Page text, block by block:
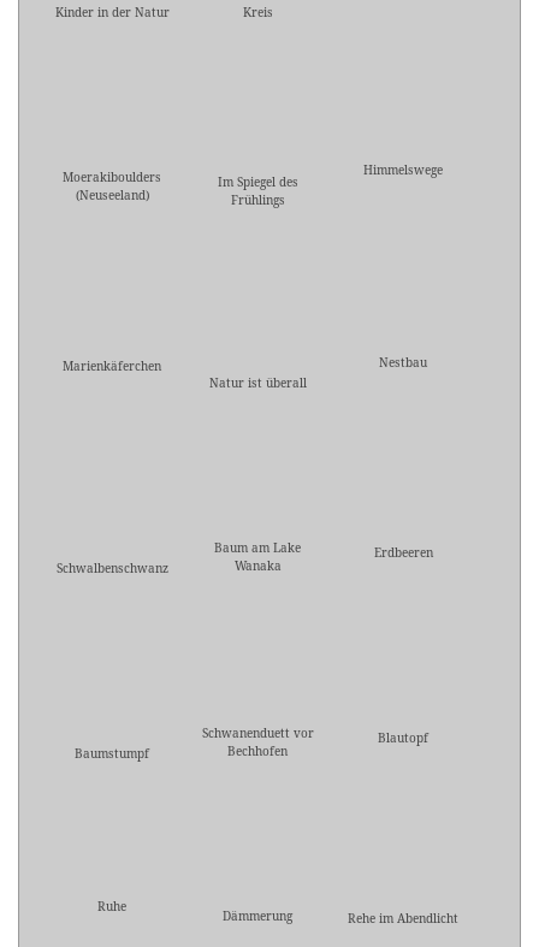
Kinder in der Natur Kreis
Moerakiboulders
(Neuseeland)
Im Spiegel des
Frühlings
Himmelswege
Marienkäferchen
Natur ist überall
Nestbau
Schwalbenschwanz
Baum am Lake
Wanaka
Erdbeeren
Baumstumpf
Schwanenduett vor
Bechhofen
Blautopf
Ruhe
Dämmerung Rehe im Abendlicht